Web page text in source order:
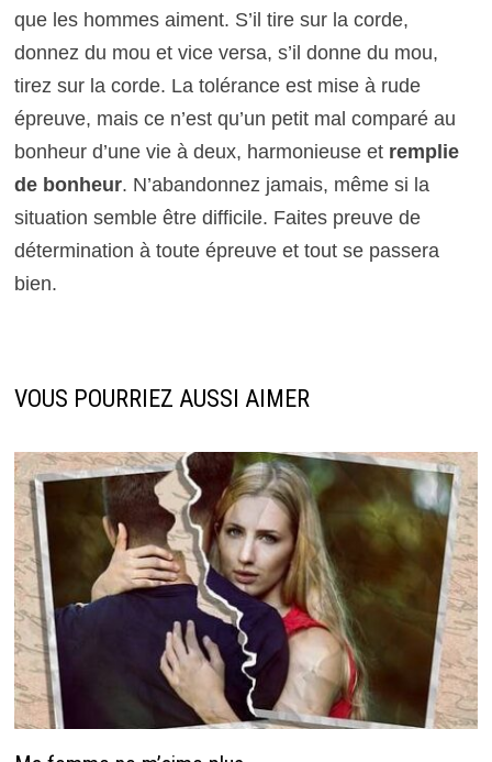
que les hommes aiment. S’il tire sur la corde,
donnez du mou et vice versa, s’il donne du mou,
tirez sur la corde. La tolérance est mise à rude
épreuve, mais ce n’est qu’un petit mal comparé au
bonheur d’une vie à deux, harmonieuse et remplie
de bonheur. N’abandonnez jamais, même si la
situation semble être difficile. Faites preuve de
détermination à toute épreuve et tout se passera
bien.
VOUS POURRIEZ AUSSI AIMER